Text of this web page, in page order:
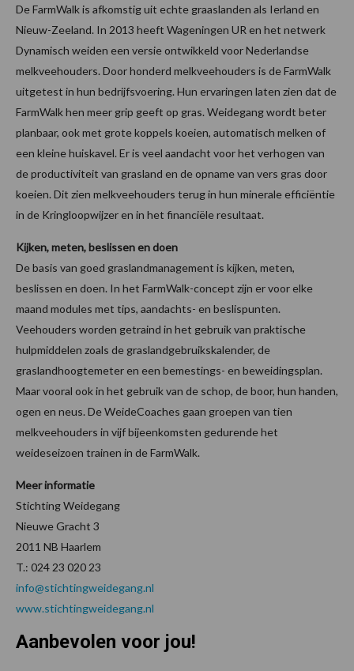
De FarmWalk is afkomstig uit echte graaslanden als Ierland en
Nieuw-Zeeland. In 2013 heeft Wageningen UR en het netwerk
Dynamisch weiden een versie ontwikkeld voor Nederlandse
melkveehouders. Door honderd melkveehouders is de FarmWalk
uitgetest in hun bedrijfsvoering. Hun ervaringen laten zien dat de
FarmWalk hen meer grip geeft op gras. Weidegang wordt beter
planbaar, ook met grote koppels koeien, automatisch melken of
een kleine huiskavel. Er is veel aandacht voor het verhogen van
de productiviteit van grasland en de opname van vers gras door
koeien. Dit zien melkveehouders terug in hun minerale efficiëntie
in de Kringloopwijzer en in het financiële resultaat.
Kijken, meten, beslissen en doen
De basis van goed graslandmanagement is kijken, meten,
beslissen en doen. In het FarmWalk-concept zijn er voor elke
maand modules met tips, aandachts- en beslispunten.
Veehouders worden getraind in het gebruik van praktische
hulpmiddelen zoals de graslandgebruikskalender, de
graslandhoogtemeter en een bemestings- en beweidingsplan.
Maar vooral ook in het gebruik van de schop, de boor, hun handen,
ogen en neus. De WeideCoaches gaan groepen van tien
melkveehouders in vijf bijeenkomsten gedurende het
weideseizoen trainen in de FarmWalk.
Meer informatie
Stichting Weidegang
Nieuwe Gracht 3
2011 NB Haarlem
T.: 024 23 020 23
info@stichtingweidegang.nl
www.stichtingweidegang.nl
Aanbevolen voor jou!